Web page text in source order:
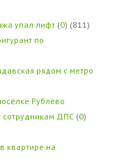
упал лифт (0) (811)
по
рядом с метро
Рублёво
сотрудникам ДПС (0)
квартире на